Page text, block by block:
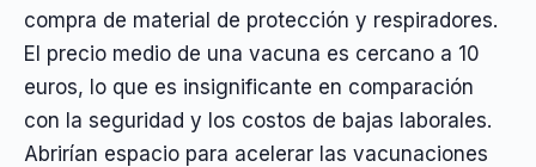
compra de material de protección y respiradores.
El precio medio de una vacuna es cercano a 10
euros, lo que es insignificante en comparación
con la seguridad y los costos de bajas laborales.
Abrirían espacio para acelerar las vacunaciones